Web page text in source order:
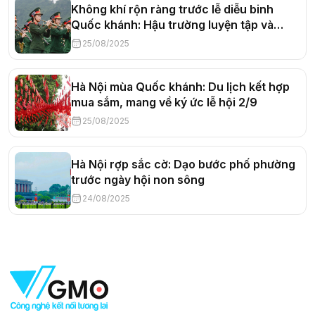
Không khí rộn ràng trước lễ diễu binh
Quốc khánh: Hậu trường luyện tập và
khoảnh khắc đếm ngược
25/08/2025
Hà Nội mùa Quốc khánh: Du lịch kết hợp
mua sắm, mang về ký ức lễ hội 2/9
25/08/2025
Hà Nội rợp sắc cờ: Dạo bước phố phường
trước ngày hội non sông
24/08/2025